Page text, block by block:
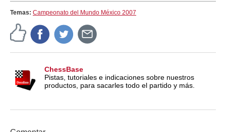
Temas: Campeonato del Mundo México 2007
ChessBase
Pistas, tutoriales e indicaciones sobre nuestros
productos, para sacarles todo el partido y más.